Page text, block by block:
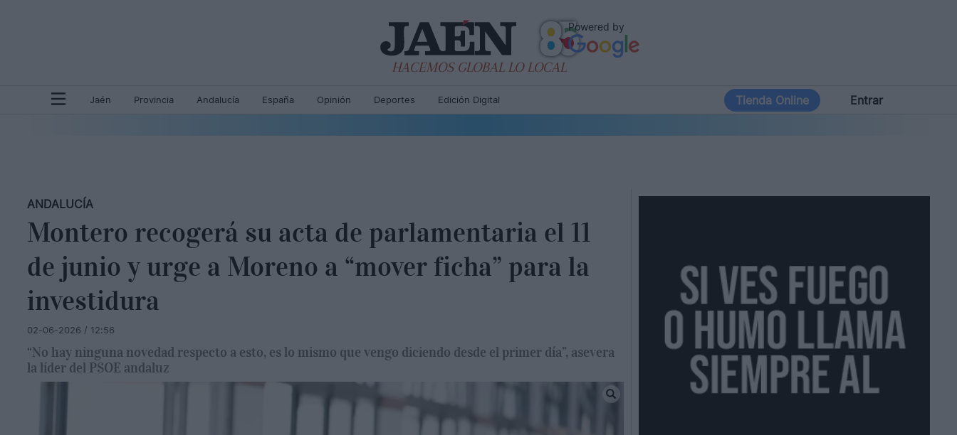
Powered by
HACEMOS GLOBAL LO LOCAL
Tienda Online Entrar
Jaén Provincia Andalucía España Opinión Deportes Edición Digital
ANDALUCÍA
Montero recogerá su acta de parlamentaria el 11
de junio y urge a Moreno a “mover ficha” para la
investidura
02-06-2026 / 12:56
“No hay ninguna novedad respecto a esto, es lo mismo que vengo diciendo desde el primer día”, asevera
la líder del PSOE andaluz